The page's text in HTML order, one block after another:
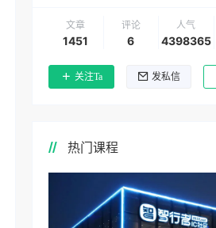
文章
1451
评论
6
人气
4398365
关注Ta 发私信
热门课程